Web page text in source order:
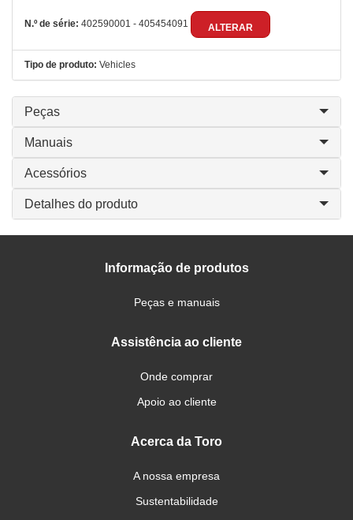
N.º de série: 402590001 - 405454091 ALTERAR
Tipo de produto: Vehicles
Peças
Manuais
Acessórios
Detalhes do produto
Informação de produtos
Peças e manuais
Assistência ao cliente
Onde comprar
Apoio ao cliente
Acerca da Toro
A nossa empresa
Sustentabilidade